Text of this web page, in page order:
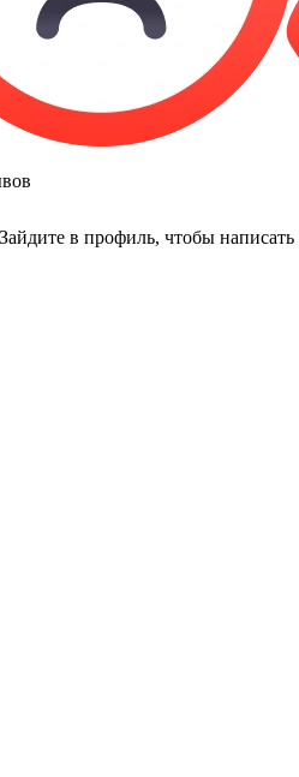
Зайдите в профиль, чтобы написать